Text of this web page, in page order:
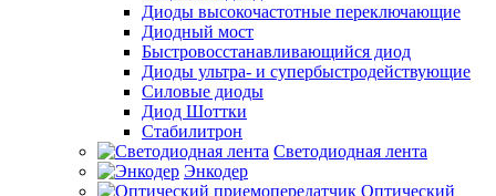
Диоды высокочастотные переключающие
Диодный мост
Быстровосстанавливающийся диод
Диоды ультра- и супербыстродействующие
Силовые диоды
Диод Шоттки
Стабилитрон
Светодиодная лента
Энкодер
Оптический